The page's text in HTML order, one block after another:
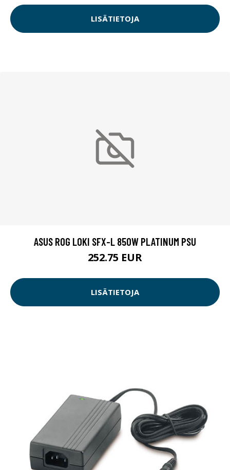
LISÄTIETOJA
ASUS ROG LOKI SFX-L 850W PLATINUM PSU
252.75 EUR
LISÄTIETOJA